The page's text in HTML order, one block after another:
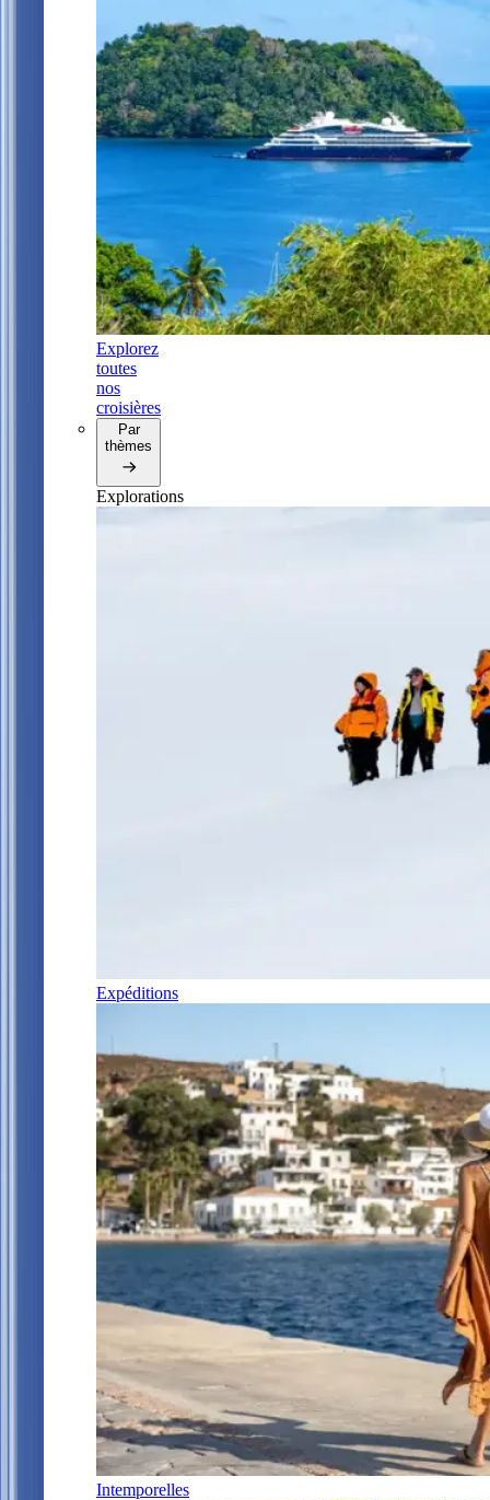
Explorez
toutes
nos
croisières
Par
thèmes
Explorations
Expéditions
Intemporelles